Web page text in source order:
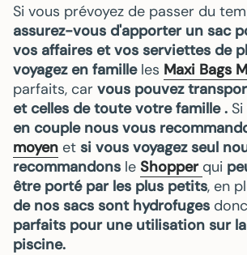
Si vous prévoyez de passer du
assurez-vous d'apporter un sac
vos affaires et vos serviettes de
voyagez en familleles Maxi Bags
parfaits, car vous pouvez
et celles de toute votre famille .
en couple nous vous
moyen et si vous voyagez seul
recommandons le Shopper qui
être porté par les plus petits, en
de nos sacs sont hydrofuges donc
parfaits pour une utilisation sur
piscine.